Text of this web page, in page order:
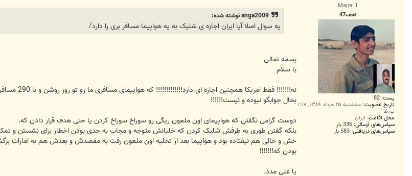
Major II
نجف47
پست: 82
تاریخ عضویت: سه‌شنبه ۲۵ خرداد ۱۳۸۹, ۱:۱۷
ب.ظ
محل اقامت: ایران
سپاس‌های ارسالی: 336 بار
سپاس‌های دریافتی: 583 بار
anga2009 نوشته شده:
یه سوال اصلا آیا ایران اجازه ی شلیک به یه هواپیما مسافر بری را دارد/
بسمه تعالی
با سلام
نه!!!!!!!
بحال جوابگو نبوده و نیست!!!!!!
دوست گرامی نگفتن که هواپیمای اون ملعون ریگی رو سوراخ سوراخ کردن یا حتی هدف قرار دادن که.
بلکه گفتن طوری به طرفش شلیک کردن که خلبانش متوجه و مجاب به جدی بودن اخطار برای نشستن و
خش و خالی هم نیفتاده بود و هواپیما بعد از تخلیه اون ملعون رفت به مقصدش و بعدش هم به امارات
بودن که!!!!!!!
یا علی مدد.